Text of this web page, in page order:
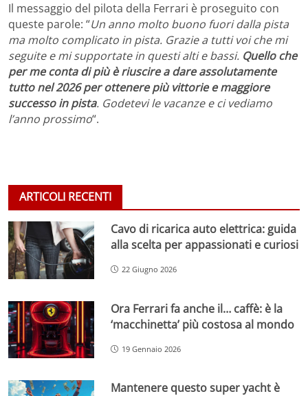
Il messaggio del pilota della Ferrari è proseguito con
queste parole: “Un anno molto buono fuori dalla pista
ma molto complicato in pista. Grazie a tutti voi che mi
seguite e mi supportate in questi alti e bassi. Quello che
per me conta di più è riuscire a dare assolutamente
tutto nel 2026 per ottenere più vittorie e maggiore
successo in pista. Godetevi le vacanze e ci vediamo
l’anno prossimo“.
ARTICOLI RECENTI
Cavo di ricarica auto elettrica: guida
alla scelta per appassionati e curiosi
22 Giugno 2026
Ora Ferrari fa anche il… caffè: è la
‘macchinetta’ più costosa al mondo
19 Gennaio 2026
Mantenere questo super yacht è